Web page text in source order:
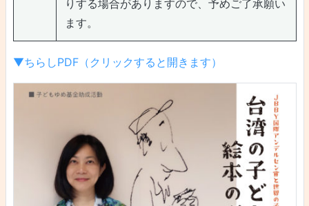
りする場合がありますので、予めご了承願い
ます。
▼ちらしPDF（クリックすると開きます）